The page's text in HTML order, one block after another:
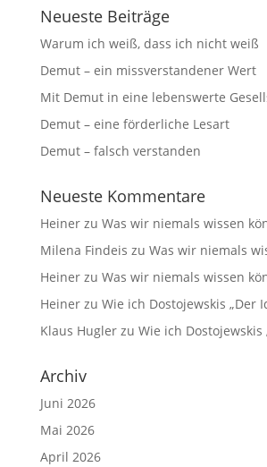
Neueste Beiträge
Warum ich weiß, dass ich nicht weiß
Demut – ein missverstandener Wert
Mit Demut in eine lebenswerte
Demut – eine förderliche Lesart
Demut – falsch verstanden
Neueste Kommentare
Heinerzu Was wir niemals wissen
Milena Findeis zu Was wir niemals
Heinerzu Was wir niemals wissen
Heinerzu Wie ich Dostojewskis „Der
Klaus Huglerzu Wie ich Dostojewskis
Archiv
Juni 2026
Mai 2026
April 2026